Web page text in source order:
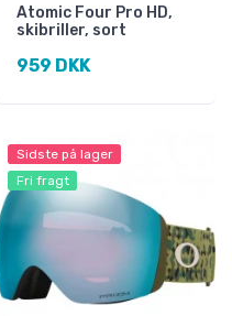
Atomic Four Pro HD,
skibriller, sort
959 DKK
Sidste på lager
Fri fragt